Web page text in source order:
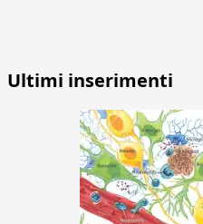
Ultimi inserimenti